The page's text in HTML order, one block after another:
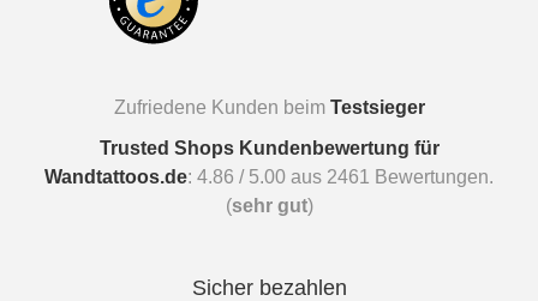
Zufriedene Kunden beim Testsieger
Trusted Shops Kundenbewertung für
Wandtattoos.de: 4.86 / 5.00 aus 2461
Bewertungen.
(sehr gut)
Sicher bezahlen